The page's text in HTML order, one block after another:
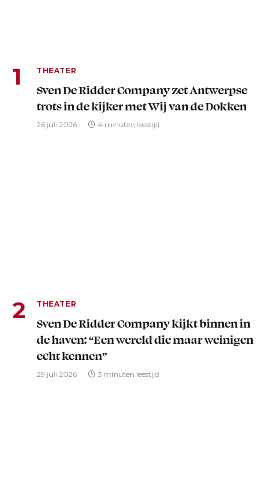
THEATER
Sven De Ridder Company zet Antwerpse
trots in de kijker met Wij van de Dokken
26 juli 2026 4 minuten leestijd
THEATER
Sven De Ridder Company kijkt binnen in
de haven: “Een wereld die maar weinigen
echt kennen”
29 juli 2026 3 minuten leestijd